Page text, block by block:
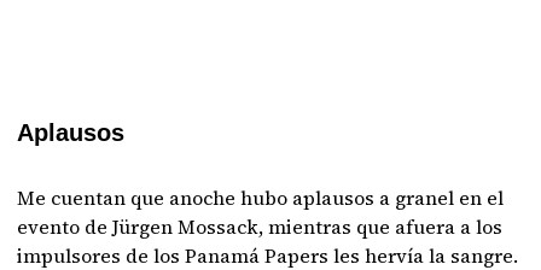
Aplausos
Me cuentan que anoche hubo aplausos a granel en el
evento de Jürgen Mossack, mientras que afuera a los
impulsores de los Panamá Papers les hervía la sangre.